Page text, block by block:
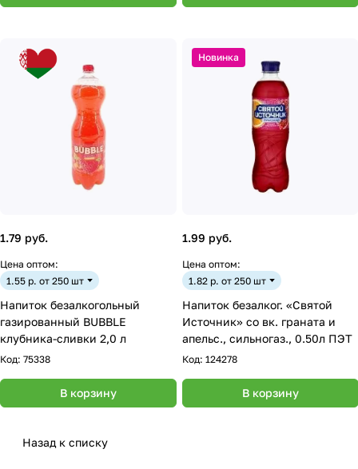
1.79 руб.
Цена оптом:
1.55 р. от 250 шт
Напиток безалкогольный
газированный BUBBLE
клубника-сливки 2,0 л
Код: 75338
В корзину
Новинка
1.99 руб.
Цена оптом:
1.82 р. от 250 шт
Напиток безалког. «Святой
Источник» со вк. граната и
апельс., сильногаз., 0.50л ПЭТ
Код: 124278
В корзину
Назад к списку